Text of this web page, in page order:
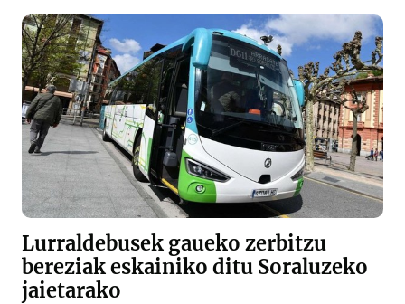
Lurraldebusek gaueko zerbitzu
bereziak eskainiko ditu Soraluzeko
jaietarako